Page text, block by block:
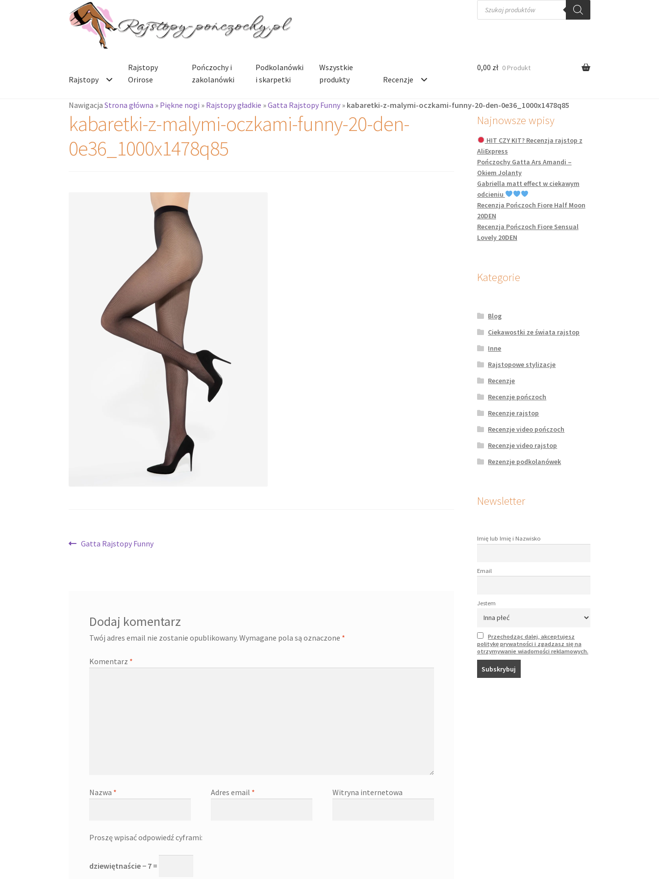
Przejdź
do
nawigacji
Przejdź
do
treści
Wyszukiwarka
produktów
Rajstopy
Rajstopy
Orirose
Pończochy i
zakolanówki
Podkolanówki
i skarpetki
Wszystkie
produkty
Recenzje
0,00 zł 0 Produkt
NawigacjaStrona główna » Piękne nogi » Rajstopy gładkie »Gatta Rajstopy Funny » kabaretki-z-malymi-oczkami-funny-20-den-0e36_1000x1478q85
kabaretki-z-malymi-oczkami-funny-20-den-
0e36_1000x1478q85
Nawigacja
Poprzedni
Gatta Rajstopy Funny
Dodaj komentarz
Twój adres email nie zostanie opublikowany. Wymagane pola są oznaczone *
Komentarz *
Nazwa * Adres email * Witryna internetowa
Proszę wpisać odpowiedź cyframi:
dziewiętnaście − 7 =
Najnowsze wpisy
HIT CZY KIT? Recenzja rajstop z
AliExpress
Pończochy Gatta Ars Amandi –
Okiem Jolanty
Gabriella matt effect w ciekawym
odcieniu
Recenzja Pończoch Fiore Half Moon
20DEN
Recenzja Pończoch Fiore Sensual
Lovely 20DEN
Kategorie
Blog
Ciekawostki ze świata rajstop
Inne
Rajstopowe stylizacje
Recenzje
Recenzje pończoch
Recenzje rajstop
Recenzje video pończoch
Recenzje video rajstop
Rezenzje podkolanówek
Newsletter
Imię lub Imię i Nazwisko
Email
Jestem
Przechodząc dalej, akceptujesz
politykę prywatności i zgadzasz się na
otrzymywanie wiadomości reklamowych.